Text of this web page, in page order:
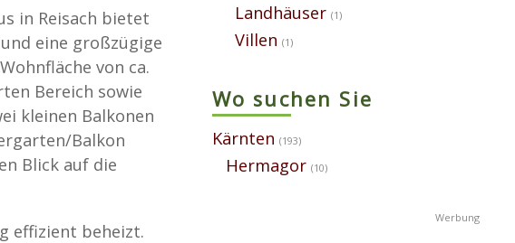
in Reisach bietet
eine großzügige
von ca.
Bereich sowie
kleinen Balkonen
Balkon
Blick auf die
effizient beheizt.
Landhäuser (1)
Villen (1)
Wo suchen Sie
Kärnten (193)
Hermagor (10)